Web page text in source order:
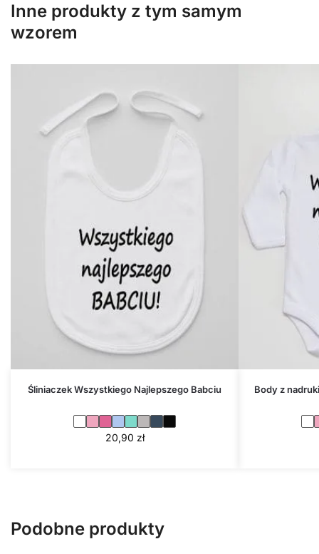
Inne produkty z tym samym
wzorem
Śliniaczek Wszystkiego Najlepszego Babciu
20,90 zł
Body z
Podobne produkty